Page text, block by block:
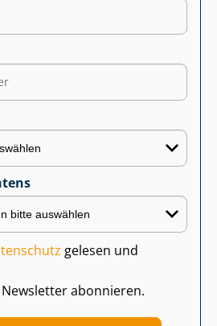
gelesen und
abonnieren.